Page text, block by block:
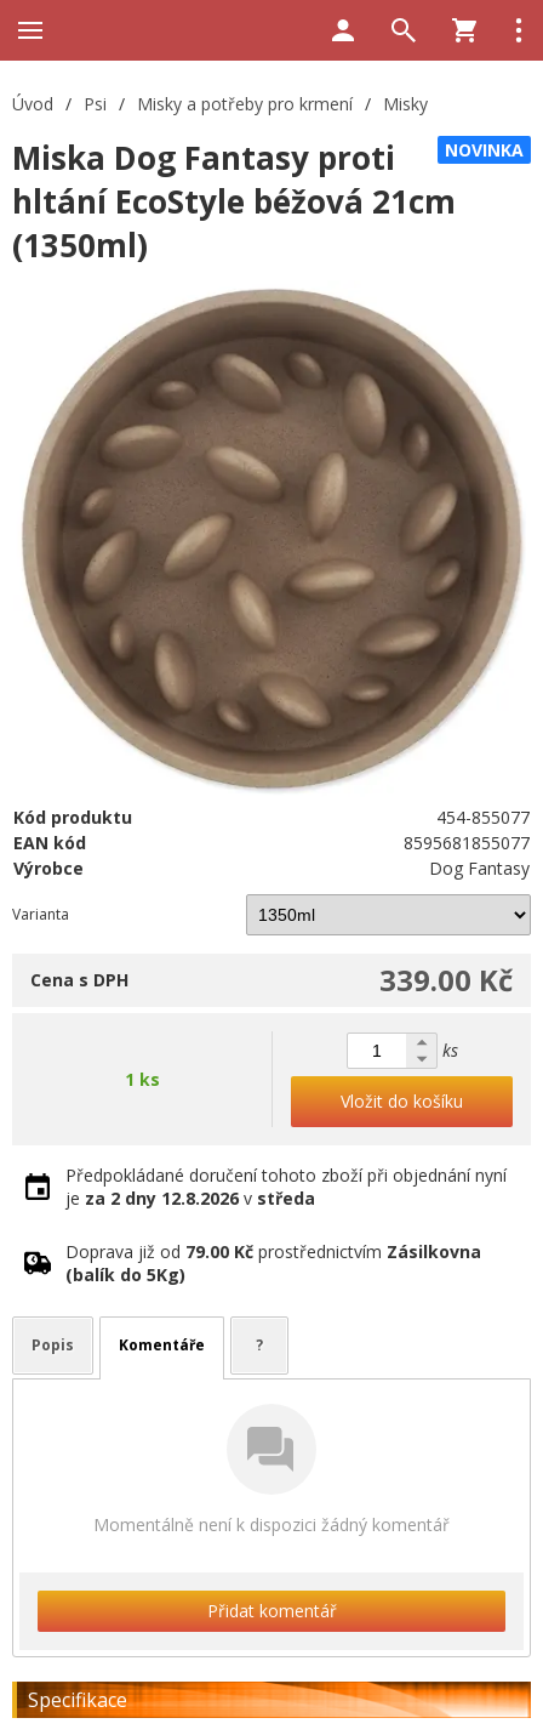
Úvod / Psi / Misky a potřeby pro krmení / Misky
NOVINKA
Miska Dog Fantasy proti
hltání EcoStyle béžová 21cm
(1350ml)
Kód produktu
454-855077
EAN kód
8595681855077
Výrobce
Dog Fantasy
Varianta
339.00 Kč
Cena s DPH
1 ks
ks
Vložit do košíku
Předpokládané doručení tohoto zboží při objednání nyní
je za 2 dny 12.8.2026 v středa
Doprava již od 79.00 Kč prostřednictvím Zásilkovna
(balík do 5Kg)
Popis Komentáře ?
Momentálně není k dispozici žádný komentář
Přidat komentář
Specifikace